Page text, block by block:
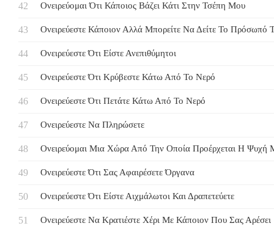
Ονειρεύομαι Ότι Κάποιος Βάζει Κάτι Στην Τσέπη Μου
Ονειρεύεστε Κάποιον Αλλά Μπορείτε Να Δείτε Το Πρόσωπό
Ονειρεύεστε Ότι Είστε Ανεπιθύμητοι
Ονειρεύεστε Ότι Κρύβεστε Κάτω Από Το Νερό
Ονειρεύεστε Ότι Πετάτε Κάτω Από Το Νερό
Ονειρεύεστε Να Πληρώσετε
Ονειρεύομαι Μια Χώρα Από Την Οποία Προέρχεται Η Ψυχή
Ονειρεύεστε Ότι Σας Αφαιρέσετε Όργανα
Ονειρεύεστε Ότι Είστε Αιχμάλωτοι Και Δραπετεύετε
Ονειρεύεστε Να Κρατιέστε Χέρι Με Κάποιον Που Σας Αρέσει